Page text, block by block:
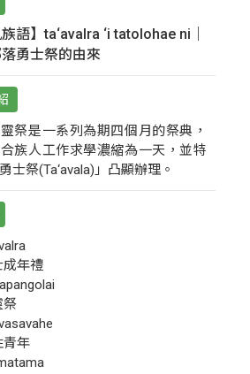
族語】ta‘avalra ‘i tatolohae ni｜
勇士祭的由來
祭是一系列為期四個月的祭典，
族人工作求學濃縮為一天，並特
士祭(Ta‘avala)」凸顯辦理。
成年禮
祭
青年